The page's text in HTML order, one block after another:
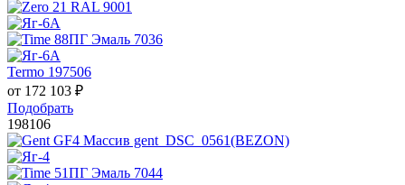
Termo 197506
от 172 103 ₽
Подобрать
198106